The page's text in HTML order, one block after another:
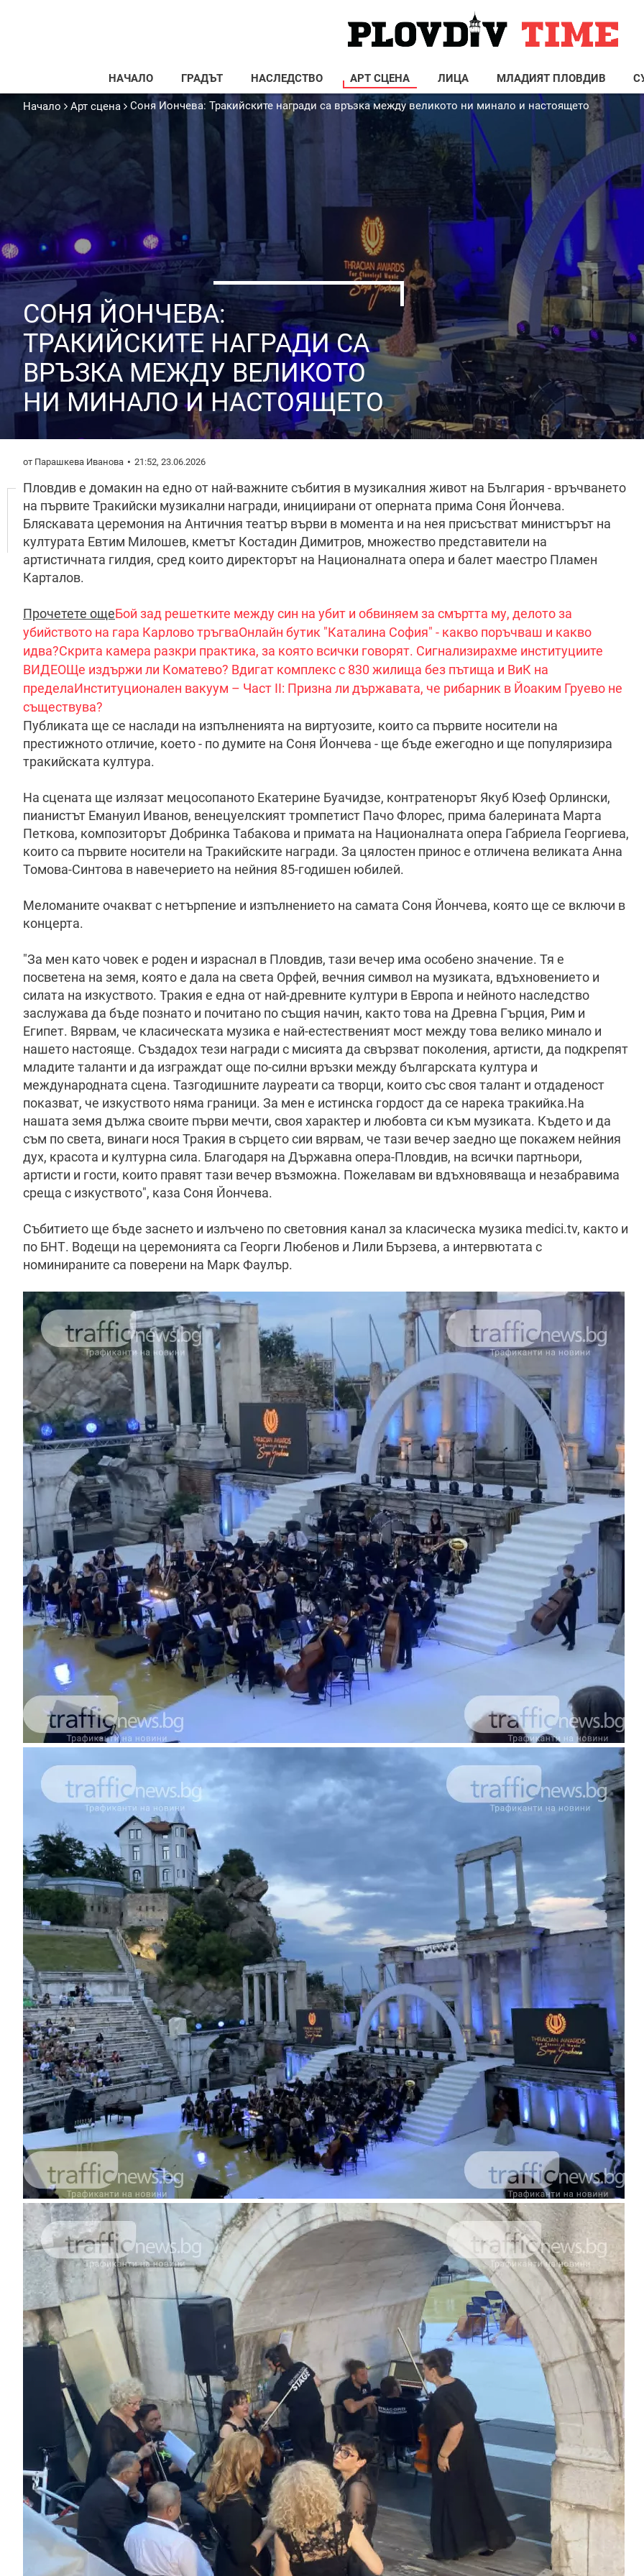
НАЧАЛО ГРАДЪТ НАСЛЕДСТВО АРТ СЦЕНА ЛИЦА МЛАДИЯТ ПЛОВДИВ
Начало Арт сцена Соня Йончева: Тракийските награди са връзка между великото ни минало и настоящето
СОНЯ ЙОНЧЕВА:
ТРАКИЙСКИТЕ НАГРАДИ СА
ВРЪЗКА МЕЖДУ ВЕЛИКОТО
НИ МИНАЛО И НАСТОЯЩЕТО
от Парашкева Иванова 21:52, 23.06.2026
Пловдив е домакин на едно от най-важните събития в музикалния живот на България - връчването
на първите Тракийски музикални награди, инициирани от оперната прима Соня Йончева.
Бляскавата церемония на Античния театър върви в момента и на нея присъстват министърът на
културата Евтим Милошев, кметът Костадин Димитров, множество представители на
артистичната гилдия, сред които директорът на Националната опера и балет маестро Пламен
Карталов.
Прочетете ощеБой зад решетките между син на убит и обвиняем за смъртта му, делото за
убийството на гара Карлово тръгваОнлайн бутик "Каталина София" - какво поръчваш и какво
идва?Скрита камера разкри практика, за която всички говорят. Сигнализирахме институциите
ВИДЕОЩе издържи ли Коматево? Вдигат комплекс с 830 жилища без пътища и ВиК на
пределаИнституционален вакуум – Част II: Призна ли държавата, че рибарник в Йоаким Груево не
съществува?
Публиката ще се наслади на изпълненията на виртуозите, които са първите носители на
престижното отличие, което - по думите на Соня Йончева - ще бъде ежегодно и ще популяризира
тракийската култура.
На сцената ще излязат мецосопаното Екатерине Буачидзе, контратенорът Якуб Юзеф Орлински,
пианистът Емануил Иванов, венецуелският тромпетист Пачо Флорес, прима балерината Марта
Петкова, композиторът Добринка Табакова и примата на Националната опера Габриела Георгиева,
които са първите носители на Тракийските награди. За цялостен принос е отличена великата Анна
Томова-Синтова в навечерието на нейния 85-годишен юбилей.
Меломаните очакват с нетърпение и изпълнението на самата Соня Йончева, която ще се включи в
концерта.
"За мен като човек е роден и израснал в Пловдив, тази вечер има особено значение. Тя е
посветена на земя, която е дала на света Орфей, вечния символ на музиката, вдъхновението и
силата на изкуството. Тракия е една от най-древните култури в Европа и нейното наследство
заслужава да бъде познато и почитано по същия начин, както това на Древна Гърция, Рим и
Египет. Вярвам, че класическата музика е най-естественият мост между това велико минало и
нашето настояще. Създадох тези награди с мисията да свързват поколения, артисти, да подкрепят
младите таланти и да изграждат още по-силни връзки между българската култура и
международната сцена. Тазгодишните лауреати са творци, които със своя талант и отдаденост
показват, че изкуството няма граници. За мен е истинска гордост да се нарека тракийка.На
нашата земя дължа своите първи мечти, своя характер и любовта си към музиката. Където и да
съм по света, винаги нося Тракия в сърцето сии вярвам, че тази вечер заедно ще покажем нейния
дух, красота и културна сила. Благодаря на Държавна опера-Пловдив, на всички партньори,
артисти и гости, които правят тази вечер възможна. Пожелавам ви вдъхновяваща и незабравима
среща с изкуството", каза Соня Йончева.
Събитието ще бъде заснето и излъчено по световния канал за класическа музика medici.tv, както и
по БНТ. Водещи на церемонията са Георги Любенов и Лили Бързева, а интервютата с
номинираните са поверени на Марк Фаулър.